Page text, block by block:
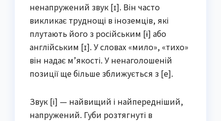
ненапружений звук [ɪ]. Він часто
викликає труднощі в іноземців, які
плутають його з російським [ɨ] або
англійським [ɪ]. У словах «мило», «тихо»
він надає м’якості. У ненаголошеній
позиції ще більше зближується з [е].
Звук [і] — найвищий і найпередніший,
напружений. Губи розтягнуті в